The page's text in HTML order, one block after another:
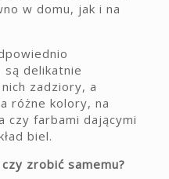
w domu, jak i na
są delikatnie
zadziory, a
różne kolory, na
czy farbami dającymi
biel.
zrobić samemu?